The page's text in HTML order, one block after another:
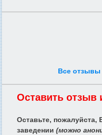
Все отзывы
Оставить отзыв
Оставьте,
заведении (можно